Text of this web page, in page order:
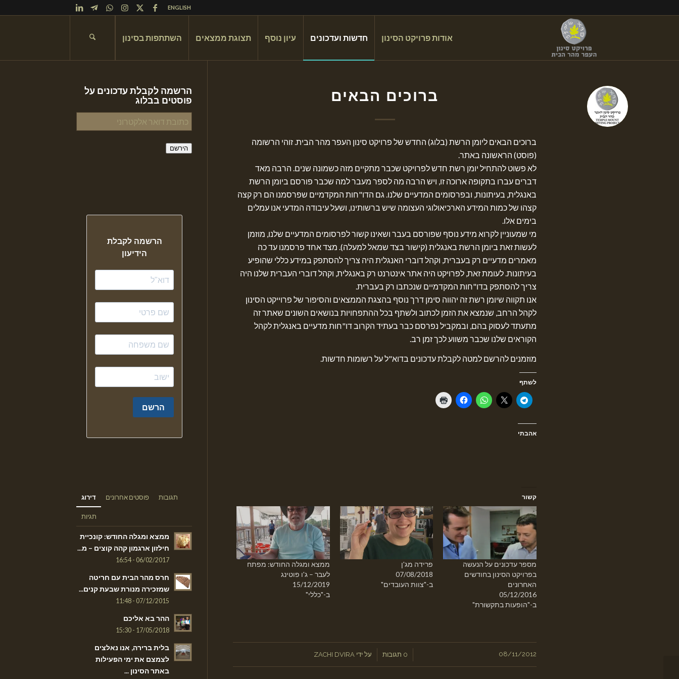
ENGLISH
אודות פרויקט הסינון חדשות ועדכונים עיון נוסף תצוגת ממצאים השתתפות בסינון
ברוכים הבאים
ברוכים הבאים ליומן הרשת (בלוג) החדש של פרויקט סינון העפר מהר הבית. זוהי הרשומה
(פוסט) הראשונה באתר.
לא פשוט להתחיל יומן רשת חדש לפרויקט שכבר מתקיים מזה כשמונה שנים. הרבה מאד
דברים עברו בתקופה ארוכה זו, ויש הרבה מה לספר מעבר למה שכבר פורסם ביומן הרשת
באנגלית, בעיתונות, ובפרסומים המדעיים שלנו. גם הדו"חות המקדמיים שפרסמנו הם רק קצה
קצהו של כמות המידע הארכיאולוגי העצומה שיש ברשותינו, ושעל עיבודה המדעי אנו עמלים
בימים אלו.
מי שמעוניין לקרוא מידע נוסף שפורסם בעבר ושאינו קשור לפרסומים המדעיים שלנו, מוזמן
לעשות זאת ביומן הרשת באנגלית (קישור בצד שמאל למעלה). מצד אחד פרסמנו עד כה
מאמרים מדעיים רק בעברית, וקהל דוברי האנגלית היה צריך להסתפק במידע כללי שהופיע
בעיתונות. לעומת זאת, לפרויקט היה אתר אינטרנט רק באנגלית, וקהל דוברי העברית שלנו היה
צריך להסתפק בדו"חות המקדמיים שנכתבו רק בעברית.
אנו תקווה שיומן רשת זה יהווה סימן דרך נוסף בהצגת הממצאים והסיפור של פרוייקט הסינון
לקהל הרחב, שנמצא את הזמן לכתוב ולשתף בכל ההתפחויות בנושאים השונים שאתר זה
מתעתד לעסוק בהם, ובמקביל נפרסם כבר בעתיד הקרוב דו"חות מדעיים באנגלית לקהל
הקוראים שלנו שכבר משווע לכך זמן רב.
מוזמנים להרשם למטה לקבלת עדכונים בדוא"ל על רשומות חדשות.
לשתף
אהבתי
קשור
מספר עדכונים על הנעשה
בפרויקט הסינון בחודשים
האחרונים
05/12/2016
ב-"הופעות בתקשורת"
פרידה מג'ן
07/08/2018
ב-"צוות העובדים"
ממצא ומגלה החודש: מפתח
לעבר – ג'ו פוטינג
15/12/2019
ב-"כללי"
08/11/2012 0 תגובות על ידיZACHI DVIRA
הרשמה לקבלת עדכונים על
פוסטים בבלוג
כתובת
דואר
אלקטרוני
הירשם
דירוג פוסטים אחרונים תגובות
תגיות
ממצא ומגלה החודש: קונכיית
חילזון ארגמון קהה קוצים – מ...
06/02/2017 - 16:54
חרס מהר הבית עם חריטה
שמזכירה מנורת שבעת קנים...
07/12/2015 - 11:48
ההר בא אליכם
17/05/2018 - 15:30
בלית ברירה, אנו נאלצים
לצמצם את ימי הפעילות
באתר הסינון ...